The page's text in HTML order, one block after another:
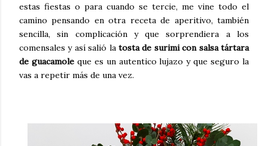
estas fiestas o para cuando se tercie, me vine todo el
camino pensando en otra receta de aperitivo, también
sencilla, sin complicación y que sorprendiera a los
comensales y así salió latosta de surimi con salsa tártara
de guacamoleque es un autentico lujazo y que seguro la
vas a repetir más de una vez.